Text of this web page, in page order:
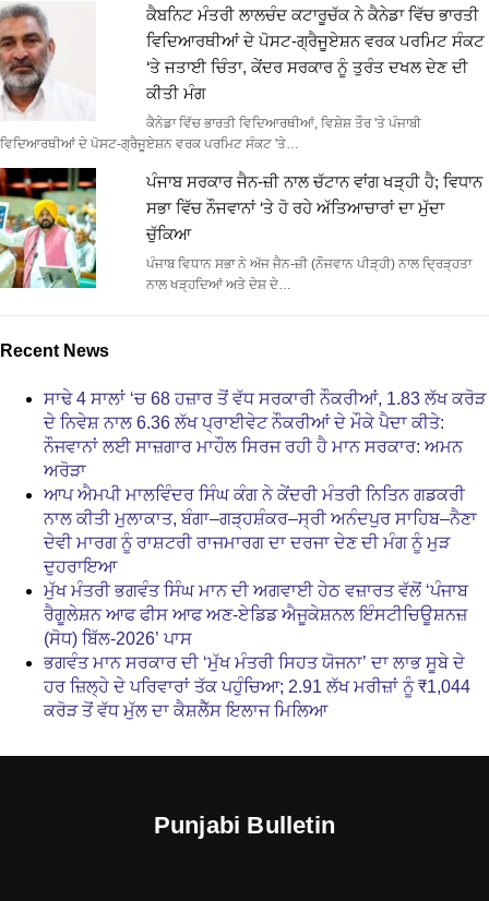
ਕੈਬਨਿਟ ਮੰਤਰੀ ਲਾਲਚੰਦ ਕਟਾਰੂਚੱਕ ਨੇ ਕੈਨੇਡਾ ਵਿੱਚ ਭਾਰਤੀ
ਵਿਦਿਆਰਥੀਆਂ ਦੇ ਪੋਸਟ-ਗ੍ਰੈਜੂਏਸ਼ਨ ਵਰਕ ਪਰਮਿਟ ਸੰਕਟ
‘ਤੇ ਜਤਾਈ ਚਿੰਤਾ, ਕੇਂਦਰ ਸਰਕਾਰ ਨੂੰ ਤੁਰੰਤ ਦਖਲ ਦੇਣ ਦੀ
ਕੀਤੀ ਮੰਗ
ਕੈਨੇਡਾ ਵਿੱਚ ਭਾਰਤੀ ਵਿਦਿਆਰਥੀਆਂ, ਵਿਸ਼ੇਸ਼ ਤੌਰ 'ਤੇ ਪੰਜਾਬੀ
ਵਿਦਿਆਰਥੀਆਂ ਦੇ ਪੋਸਟ-ਗ੍ਰੈਜੂਏਸ਼ਨ ਵਰਕ ਪਰਮਿਟ ਸੰਕਟ 'ਤੇ…
ਪੰਜਾਬ ਸਰਕਾਰ ਜੈਨ-ਜ਼ੀ ਨਾਲ ਚੱਟਾਨ ਵਾਂਗ ਖੜ੍ਹੀ ਹੈ; ਵਿਧਾਨ
ਸਭਾ ਵਿੱਚ ਨੌਜਵਾਨਾਂ ‘ਤੇ ਹੋ ਰਹੇ ਅੱਤਿਆਚਾਰਾਂ ਦਾ ਮੁੱਦਾ
ਚੁੱਕਿਆ
ਪੰਜਾਬ ਵਿਧਾਨ ਸਭਾ ਨੇ ਅੱਜ ਜੈਨ-ਜ਼ੀ (ਨੌਜਵਾਨ ਪੀੜ੍ਹੀ) ਨਾਲ ਦ੍ਰਿੜ੍ਹਤਾ
ਨਾਲ ਖੜ੍ਹਦਿਆਂ ਅਤੇ ਦੇਸ਼ ਦੇ…
Recent News
ਸਾਢੇ 4 ਸਾਲਾਂ ‘ਚ 68 ਹਜ਼ਾਰ ਤੋਂ ਵੱਧ ਸਰਕਾਰੀ ਨੌਕਰੀਆਂ, 1.83 ਲੱਖ ਕਰੋੜ
ਦੇ ਨਿਵੇਸ਼ ਨਾਲ 6.36 ਲੱਖ ਪ੍ਰਾਈਵੇਟ ਨੌਕਰੀਆਂ ਦੇ ਮੌਕੇ ਪੈਦਾ ਕੀਤੇ:
ਨੌਜਵਾਨਾਂ ਲਈ ਸਾਜ਼ਗਾਰ ਮਾਹੌਲ ਸਿਰਜ ਰਹੀ ਹੈ ਮਾਨ ਸਰਕਾਰ: ਅਮਨ
ਅਰੋੜਾ
ਆਪ ਐਮਪੀ ਮਾਲਵਿੰਦਰ ਸਿੰਘ ਕੰਗ ਨੇ ਕੇਂਦਰੀ ਮੰਤਰੀ ਨਿਤਿਨ ਗਡਕਰੀ
ਨਾਲ ਕੀਤੀ ਮੁਲਾਕਾਤ, ਬੰਗਾ–ਗੜ੍ਹਸ਼ੰਕਰ–ਸ੍ਰੀ ਅਨੰਦਪੁਰ ਸਾਹਿਬ–ਨੈਣਾ
ਦੇਵੀ ਮਾਰਗ ਨੂੰ ਰਾਸ਼ਟਰੀ ਰਾਜਮਾਰਗ ਦਾ ਦਰਜਾ ਦੇਣ ਦੀ ਮੰਗ ਨੂੰ ਮੁੜ
ਦੁਹਰਾਇਆ
ਮੁੱਖ ਮੰਤਰੀ ਭਗਵੰਤ ਸਿੰਘ ਮਾਨ ਦੀ ਅਗਵਾਈ ਹੇਠ ਵਜ਼ਾਰਤ ਵੱਲੋਂ ‘ਪੰਜਾਬ
ਰੈਗੂਲੇਸ਼ਨ ਆਫ ਫੀਸ ਆਫ ਅਣ-ਏਡਿਡ ਐਜੂਕੇਸ਼ਨਲ ਇੰਸਟੀਚਿਊਸ਼ਨਜ਼
(ਸੋਧ) ਬਿੱਲ-2026’ ਪਾਸ
ਭਗਵੰਤ ਮਾਨ ਸਰਕਾਰ ਦੀ ‘ਮੁੱਖ ਮੰਤਰੀ ਸਿਹਤ ਯੋਜਨਾ’ ਦਾ ਲਾਭ ਸੂਬੇ ਦੇ
ਹਰ ਜ਼ਿਲ੍ਹੇ ਦੇ ਪਰਿਵਾਰਾਂ ਤੱਕ ਪਹੁੰਚਿਆ; 2.91 ਲੱਖ ਮਰੀਜ਼ਾਂ ਨੂੰ ₹1,044
ਕਰੋੜ ਤੋਂ ਵੱਧ ਮੁੱਲ ਦਾ ਕੈਸ਼ਲੈੱਸ ਇਲਾਜ ਮਿਲਿਆ
Punjabi Bulletin